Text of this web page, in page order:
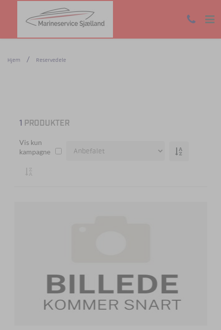
Hjem Reservedele
1 PRODUKTER
Vis kun
kampagne